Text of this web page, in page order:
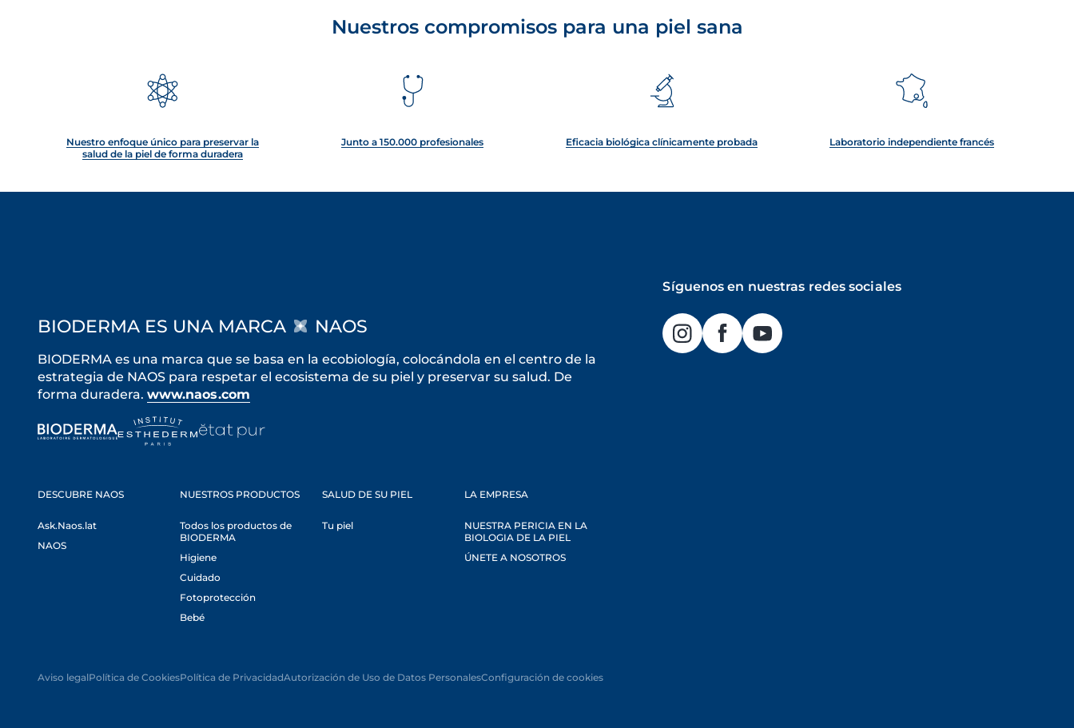
Nuestros compromisos para una piel sana
Nuestro enfoque único para preservar la
salud de la piel de forma duradera
Junto a 150.000 profesionales Eficacia biológica clínicamente probada Laboratorio independiente francés
Síguenos en nuestras redes sociales
BIODERMA ES UNA MARCA NAOS
BIODERMA es una marca que se basa en la ecobiología, colocándola en el centro de la
estrategia de NAOS para respetar el ecosistema de su piel y preservar su salud. De
forma duradera. www.naos.com
DESCUBRE NAOS
Ask.Naos.lat
NAOS
NUESTROS PRODUCTOS
Todos los productos de
BIODERMA
Higiene
Cuidado
Fotoprotección
Bebé
SALUD DE SU PIEL
Tu piel
LA EMPRESA
NUESTRA PERICIA EN LA
BIOLOGIA DE LA PIEL
ÚNETE A NOSOTROS
Aviso legalPolítica de CookiesPolítica de PrivacidadAutorización de Uso de Datos PersonalesConfiguración de cookies